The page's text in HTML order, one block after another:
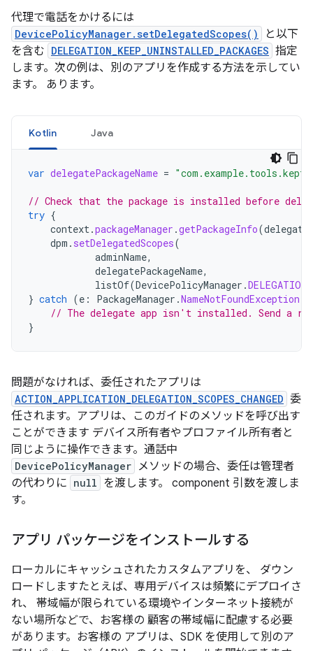
代理で電話をかけるには
DevicePolicyManager.setDelegatedScopes()
と以下
を含む DELEGATION_KEEP_UNINSTALLED_PACKAGES 指定
します。次の例は、別のアプリを作成する方法を示してい
ます。 あります。
Kotlin Java
var delegatePackageName =
// Check that the package is installed before
try {
context.packageManager .getPackageInfo(
dpm . setDelegatedScopes(
adminName,
delegatePackageName,
listOf(DevicePolicyManager .
} catch (e : PackageManager .NameNotFoundException
// The delegate app isn't installed. Send a
}
問題がなければ、委任されたアプリは
ACTION_APPLICATION_DELEGATION_SCOPES_CHANGED 委
任されます。アプリは、このガイドのメソッドを呼び出す
ことができます デバイス所有者やプロファイル所有者と
同じように操作できます。通話中
DevicePolicyManager メソッドの場合、委任は管理者
の代わりに null を渡します。 component 引数を渡しま
す。
アプリ パッケージをインストールする
ローカルにキャッシュされたカスタムアプリを、 ダウン
ロードしますたとえば、専用デバイスは頻繁にデプロイさ
れ、 帯域幅が限られている環境やインターネット接続が
ない場所などで、お客様の 顧客の帯域幅に配慮する必要
があります。お客様の アプリは、SDK を使用して別のア